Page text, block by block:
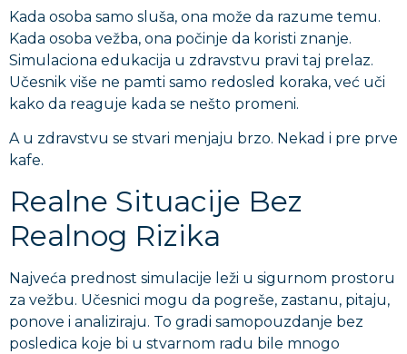
Kada osoba samo sluša, ona može da razume temu.
Kada osoba vežba, ona počinje da koristi znanje.
Simulaciona edukacija u zdravstvu pravi taj prelaz.
Učesnik više ne pamti samo redosled koraka, već uči
kako da reaguje kada se nešto promeni.
A u zdravstvu se stvari menjaju brzo. Nekad i pre prve
kafe.
Realne Situacije Bez
Realnog Rizika
Najveća prednost simulacije leži u sigurnom prostoru
za vežbu. Učesnici mogu da pogreše, zastanu, pitaju,
ponove i analiziraju. To gradi samopouzdanje bez
posledica koje bi u stvarnom radu bile mnogo